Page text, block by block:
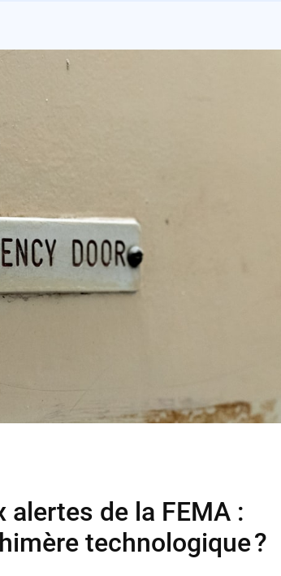
alertes de la FEMA :
technologique ?